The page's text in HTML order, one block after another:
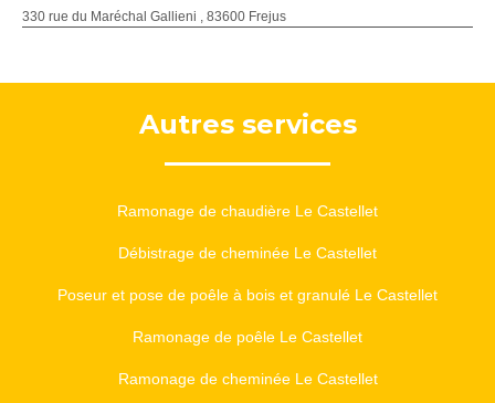
330 rue du Maréchal Gallieni , 83600 Frejus
Autres services
Ramonage de chaudière Le Castellet
Débistrage de cheminée Le Castellet
Poseur et pose de poêle à bois et granulé Le Castellet
Ramonage de poêle Le Castellet
Ramonage de cheminée Le Castellet